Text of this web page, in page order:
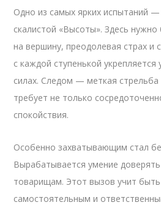
Одно из самых ярких испытаний
скалистой «Высоты». Здесь нужно
на вершину, преодолевая страх и
с каждой ступенькой укрепляется
силах. Следом — меткая стрельба
требует не только
спокойствия.
Особенно захватывающим стал
Вырабатывается умение
товарищам. Этот вызов учит
самостоятельным и